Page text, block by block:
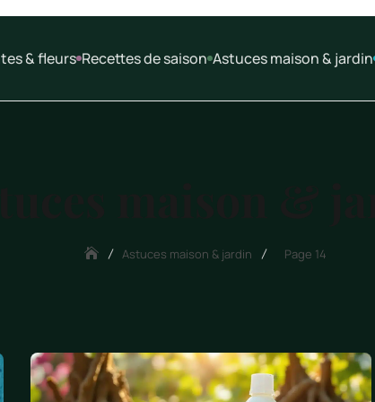
& fleurs Recettes de saison Astuces maison & jardin
Astuces maison & jardin Page 14